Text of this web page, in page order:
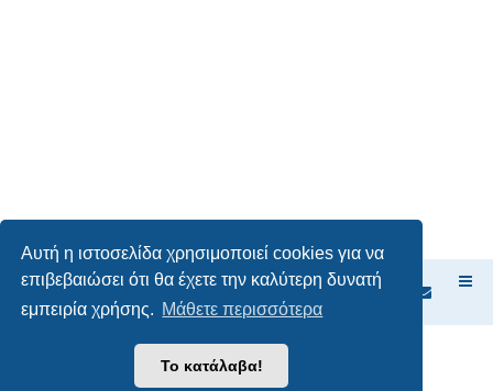
Αυτή η ιστοσελίδα χρησιμοποιεί cookies για να
επιβεβαιώσει ότι θα έχετε την καλύτερη δυνατή
εμπειρία χρήσης. Μάθετε περισσότερα
Το κατάλαβα!
Ευρετήριο Δ. Συζήτησης
Δημιουργήθηκε απόphpBB® Forum Software © phpBB Limited
Ελληνική μετάφραση από τοphpbbgr.com